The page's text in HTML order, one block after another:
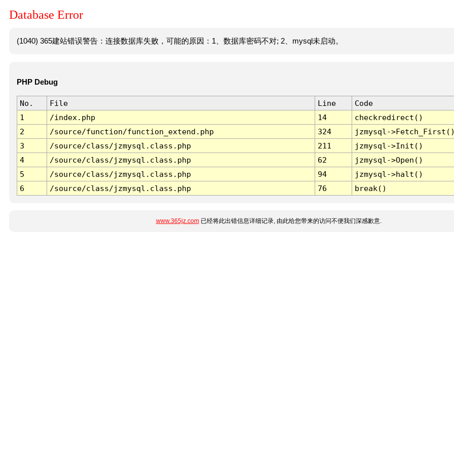
Database Error
(1040) 365建站错误警告：连接数据库失败，可能的原因：1、数据库密码不对; 2、mysql未启动。
PHP Debug
No. File Line
Code
1
/index.php 14
checkredirect()
2
/source/function/function_extend.php 324
jzmysql-
3
/source/class/jzmysql.class.php 211
jzmysql->Init()
4
/source/class/jzmysql.class.php 62
jzmysql->Open()
5
/source/class/jzmysql.class.php 94
jzmysql->halt()
6
/source/class/jzmysql.class.php 76 break()
www.365jz.com已经将此出错信息详细记录, 由此给您带来的访问不便我们深感歉意.